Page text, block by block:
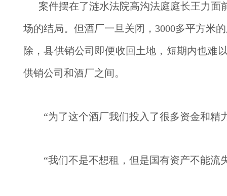
案件摆在了涟水法院高沟法庭庭长王力
场的结局。但酒厂一旦关闭，3000多平方米
除，县供销公司即便收回土地，短期内也难
供销公司和酒厂之间。
“为了这个酒厂我们投入了很多资金和精
“我们不是不想租，但是国有资产不能流